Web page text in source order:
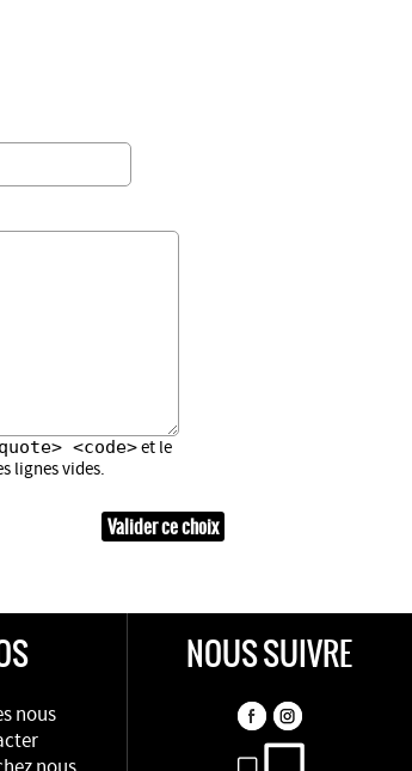
<code>et le
lignes vides.
nous
NOUS SUIVRE